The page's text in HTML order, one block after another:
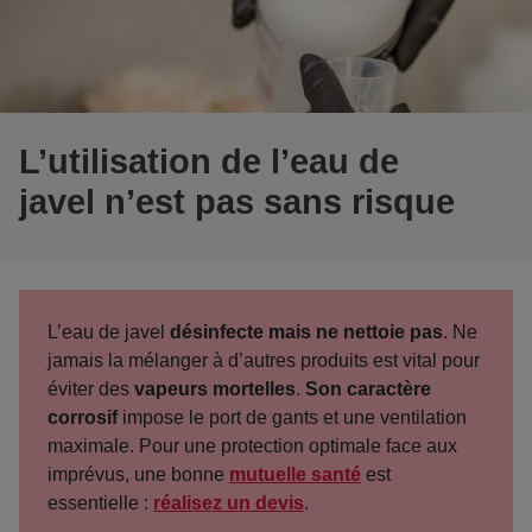
L’utilisation de l’eau de
javel n’est pas sans risque
L’eau de javel désinfecte mais ne nettoie pas. Ne
jamais la mélanger à d’autres produits est vital pour
éviter des vapeurs mortelles. Son caractère
corrosifimpose le port de gants et une ventilation
maximale. Pour une protection optimale face aux
imprévus, une bonne mutuelle santé est
essentielle : réalisez un devis.